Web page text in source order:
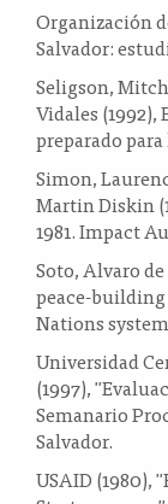
Organización
Salvador:
Seligson,
Vidales
preparado para
Simon,
Martin Diskin
1981. Impact
Soto, Alvaro
peace-
Nations
Universidad
(1997),
Semanario
Salvador.
USAID (1980),